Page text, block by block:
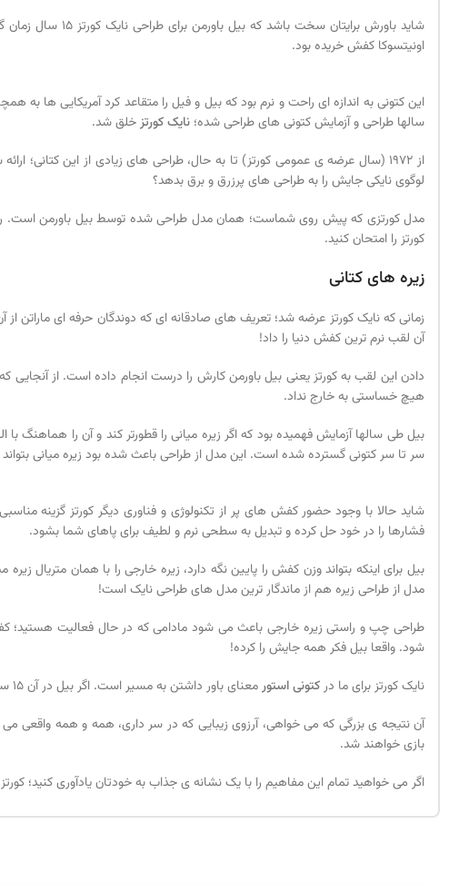
اونیتسوکا کفش خریده بود.
این کتونی به اندازه ای راحت و نرم بود که بیل و فیل را متقاعد کرد آمریکایی ها به
سالها طراحی و آزمایش کتونی های طراحی شده؛ نایک کورتزخلق شد.
از 1972 (سال عرضه ی عمومی کورتز) تا به حال، طراحی های زیادی از این
لوگوی نایکی جایش را به طراحی های پرزرق و برق بدهد؟
مدل کورتزی که پیش روی شماست؛ همان مدل طراحی شده توسط بیل باورمن است.
کورتز را امتحان کنید.
زیره های کتانی
زمانی که نایک کورتز عرضه شد؛ تعریف های صادقانه ای که دوندگان حرفه ای ماراتن
آن لقب نرم ترین کفش دنیا را داد!
دادن این لقب به کورتز یعنی بیل باورمن کارش را درست انجام داده است. از آنجایی
هیچ خساستی به خارج نداد.
سر تا سر کتونی گسترده شده است. این مدل از طراحی باعث شده بود زیره میانی
شاید حالا با وجود حضور کفش های پر از تکنولوژی و فناوری دیگر کورتز گزینه
فشارها را در خود حل کرده و تبدیل به سطحی نرم و لطیف برای پاهای شما بشود.
بیل برای اینکه بتواند وزن کفش را پایین نگه دارد، زیره خارجی را با همان
مدل از طراحی زیره هم از ماندگار ترین مدل های طراحی نایک است!
طراحی چپ و راستی زیره خارجی باعث می شود مادامی که در حال فعالیت هستید؛
شود. واقعا بیل فکر همه جایش را کرده!
نایک کورتز برای ما درکتونی استورمعنای باور داشتن به مسیر است. اگر بیل در آن 15 سال ناامید می شد؛ نایک یکی از بزرگترین موفقیت های تجاری و جهانی اش را از دست می داد.
آن نتیجه ی بزرگی که می خواهی، آرزوی زیبایی که در سر داری، همه و همه واقعی
بازی خواهند شد.
اگر می خواهید تمام این مفاهیم را با یک نشانه ی جذاب به خودتان یادآوری کنید؛